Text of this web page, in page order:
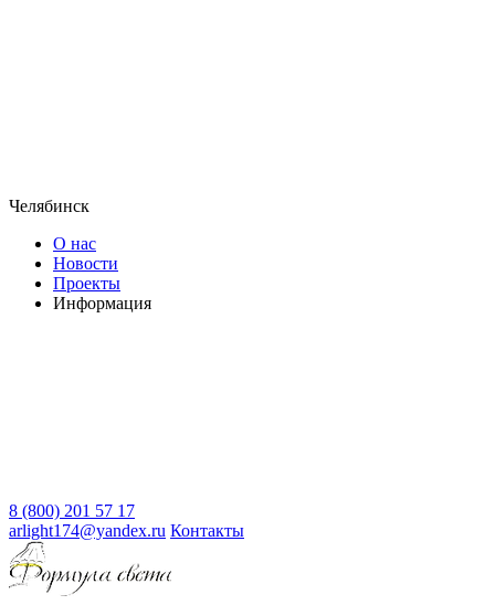
Челябинск
О нас
Новости
Проекты
Информация
8 (800) 201 57 17
arlight174@yandex.ru Контакты